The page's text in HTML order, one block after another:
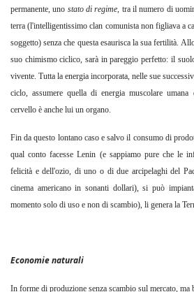
permanente, uno stato di regime, tra il numero di
terra (l'intelligentissimo clan comunista non figliava a
soggetto) senza che questa esaurisca la sua fertilità.
suo chimismo ciclico, sarà in pareggio perfetto: il
vivente. Tutta la energia incorporata, nelle sue
ciclo, assumere quella di energia muscolare
cervello è anche lui un organo.
Fin da questo lontano caso e salvo il consumo di
qual conto facesse Lenin (e sappiamo pure che le
felicità e dell'ozio, di uno o di due arcipelaghi del
cinema americano in sonanti dollari), si può
momento solo di uso e non di scambio), li genera la
Economie naturali
In forme di produzione senza scambio sul mercato, ma